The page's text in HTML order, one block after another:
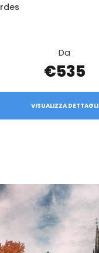
Da
€535
VISUALIZZA DETTAGLI